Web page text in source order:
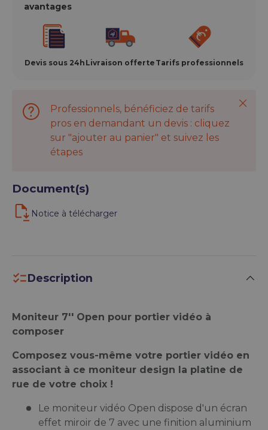
avantages
Devis sous 24h Livraison offerte Tarifs professionnels
Professionnels, bénéficiez de tarifs
pros en demandant un devis : cliquez
sur "ajouter au panier" et suivez les
étapes
Document(s)
Notice à télécharger
Description
Moniteur 7'' Open pour portier vidéo à
composer
Composez vous-même votre portier vidéo en
associant à ce moniteur design la platine de
rue de votre choix !
Le moniteur vidéo Open dispose d'un écran
effet miroir de 7 avec une finition aluminium